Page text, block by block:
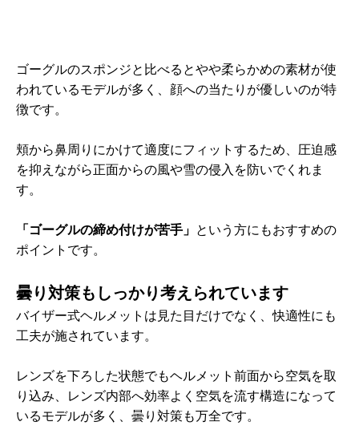
ゴーグルのスポンジと比べるとやや柔らかめの素材が使
われているモデルが多く、顔への当たりが優しいのが特
徴です。
頬から鼻周りにかけて適度にフィットするため、圧迫感
を抑えながら正面からの風や雪の侵入を防いでくれま
す。
「ゴーグルの締め付けが苦手」 という方にもおすすめの
ポイントです。
曇り対策もしっかり考えられています
バイザー式ヘルメットは見た目だけでなく、快適性にも
工夫が施されています。
レンズを下ろした状態でもヘルメット前面から空気を取
り込み、レンズ内部へ効率よく空気を流す構造になって
いるモデルが多く、曇り対策も万全です。